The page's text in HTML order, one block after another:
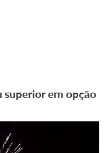
superior em opção